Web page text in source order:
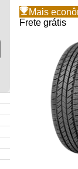
Mais
Frete grátis